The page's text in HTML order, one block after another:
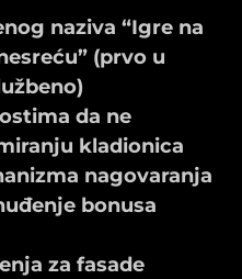
naziva “Igre na
(prvo u
da ne
kladionica
nagovaranja
bonusa
za fasade